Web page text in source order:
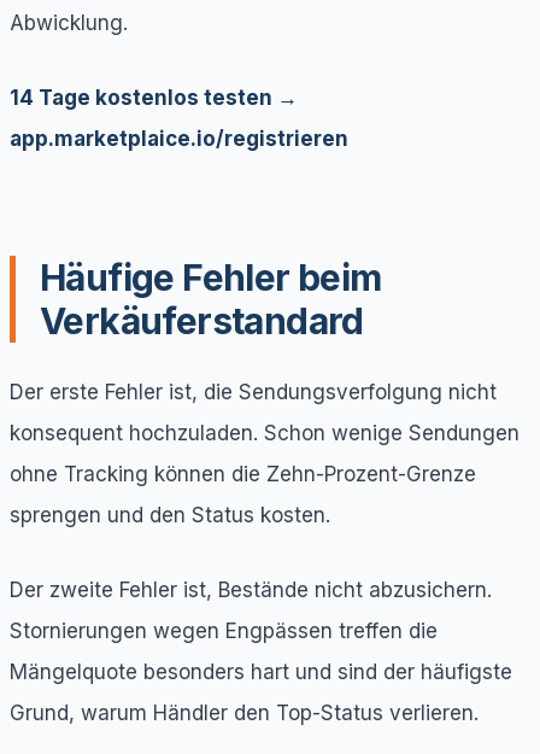
Abwicklung.
14 Tage kostenlos testen →
app.marketplaice.io/registrieren
Häufige Fehler beim
Verkäuferstandard
Der erste Fehler ist, die Sendungsverfolgung nicht
konsequent hochzuladen. Schon wenige Sendungen
ohne Tracking können die Zehn-Prozent-Grenze
sprengen und den Status kosten.
Der zweite Fehler ist, Bestände nicht abzusichern.
Stornierungen wegen Engpässen treffen die
Mängelquote besonders hart und sind der häufigste
Grund, warum Händler den Top-Status verlieren.